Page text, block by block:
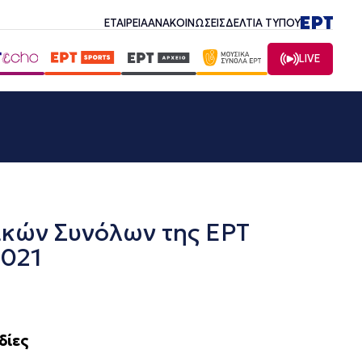
ΕΤΑΙΡΕΙΑΑΝΑΚΟΙΝΩΣΕΙΣΔΕΛΤΙΑ ΤΥΠΟΥ
LIVE
Συνόλων της ΕΡΤ